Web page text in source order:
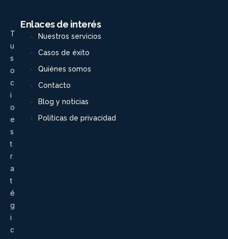
T
u
s
o
c
i
o
e
s
t
r
a
t
é
g
i
c
Enlaces de interés
Nuestros servicios
Casos de éxito
Quiénes somos
Contacto
Blog y noticias
Políticas de privacidad